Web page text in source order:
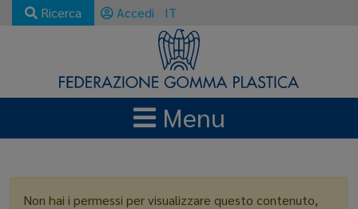
Ricerca Accedi IT
Menu
Non hai i permessi per visualizzare questo contenuto,